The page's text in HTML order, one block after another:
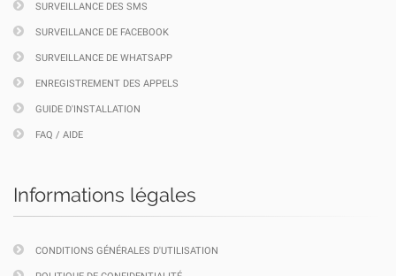
SURVEILLANCE DES SMS
SURVEILLANCE DE FACEBOOK
SURVEILLANCE DE WHATSAPP
ENREGISTREMENT DES APPELS
GUIDE D'INSTALLATION
FAQ / AIDE
Informations légales
CONDITIONS GÉNÉRALES D'UTILISATION